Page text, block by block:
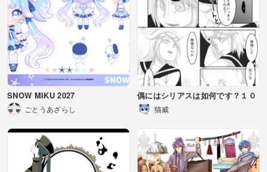
SNOW MIKU 2027
ごとうあざらし
偶にはシリアスは如何です？１０
猫威